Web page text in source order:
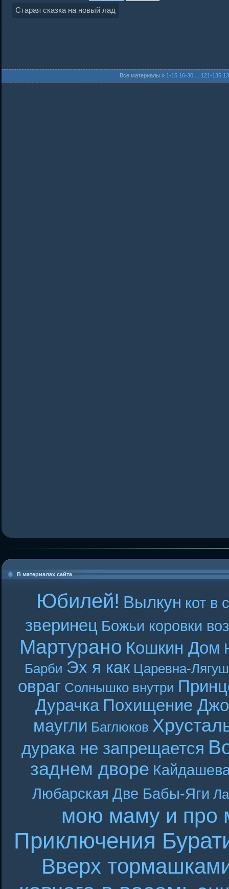
Старая сказка на новый лад
Все материалы » 1-15 16-30 121-135
В материалах сайта
Юбилей! Вылкун кот в
зверинец Божьи коровки
Мартурано Кошкин Дом
Барби Эх я как Царевна-
овраг Солнышко внутри
Дурачка Похищение
маугли Баглюков
дурака не запрещается
заднем дворе
Любарская Две Бабы-Яги
мою маму и про
Приключения
Вверх